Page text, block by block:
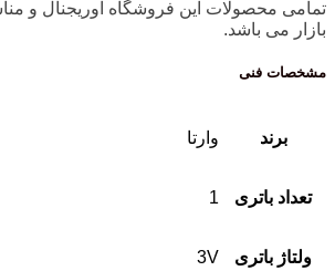
تمامی محصولات این فروشگاه اوریجنال و
بازار می باشد.
مشخصات فنی
برند وارتا
تعداد باتری 1
ولتاژ باتری 3V